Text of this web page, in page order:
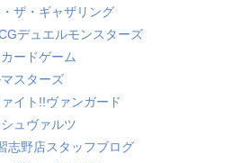
ザ・ギャザリング
デュエルモンスターズ
ードゲーム
スターズ
イト!!ヴァンガード
ュヴァルツ
志野店スタッフブログ